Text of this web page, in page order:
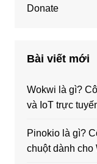
Donate
Bài viết mới
Wokwi là gì?
và IoT trực
Pinokio là gì?
chuột dành cho